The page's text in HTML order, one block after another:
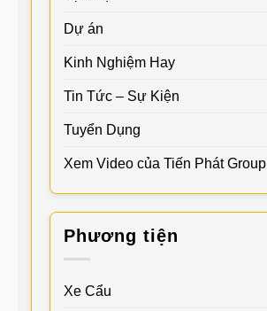
Dự án
Kinh Nghiệm Hay
Tin Tức – Sự Kiện
Tuyển Dụng
Xem Video của Tiến Phát Group
Phương tiện
Xe Cẩu